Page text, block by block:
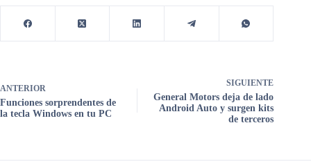
ANTERIOR
Funciones sorprendentes de
la tecla Windows en tu PC
SIGUIENTE
General Motors deja de lado
Android Auto y surgen kits
de terceros